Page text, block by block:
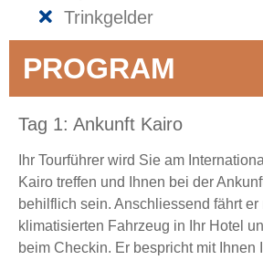
Trinkgelder
PROGRAM
Tag 1: Ankunft Kairo
Ihr Tourführer wird Sie am
Kairo treffen und Ihnen bei der
behilflich sein. Anschliessend fährt
klimatisierten Fahrzeug in Ihr Hotel
beim Checkin. Er bespricht mit Ihnen